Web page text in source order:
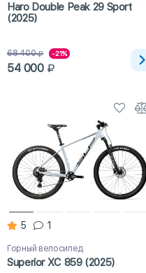
Haro Double Peak 29 Sport
(2025)
68 400 -21%
54 000
5 1
Горный велосипед
Superior XC 859 (2025)